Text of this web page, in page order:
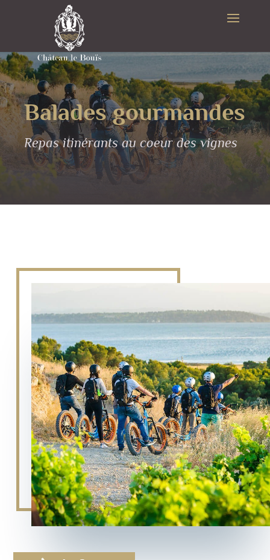
Balades gourmandes
Repas itinérants au coeur des vignes